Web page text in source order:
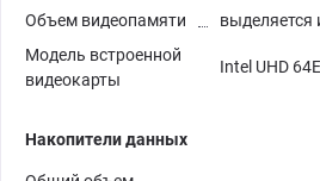
Объем видеопамяти
выделяется
Модель встроенной
видеокарты
Intel UHD
Накопители данных